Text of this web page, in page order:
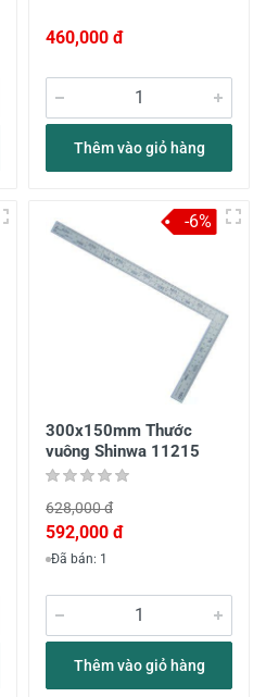
460,000 đ
Thêm vào giỏ hàng
300x150mm Thước
vuông Shinwa 11215
628,000 đ
592,000 đ
Đã bán: 1
Thêm vào giỏ hàng
-6%